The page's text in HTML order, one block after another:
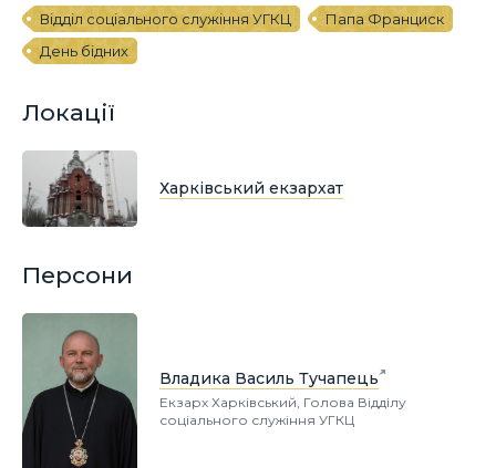
Відділ соціального служіння УГКЦ
Папа Франциск
День бідних
Локації
Харківський екзархат
Персони
Владика Василь Тучапець
Екзарх Харківський, Голова Відділу
соціального служіння УГКЦ